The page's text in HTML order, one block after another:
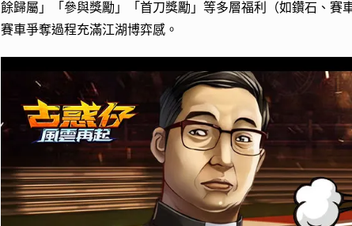
餘歸屬」「參與獎勵」「首刀獎勵」等多層福利（如鑽石、
賽車爭奪過程充滿江湖博弈感。